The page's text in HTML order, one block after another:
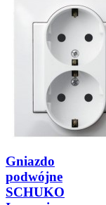
Gniazdo
podwójne
SCHUKO